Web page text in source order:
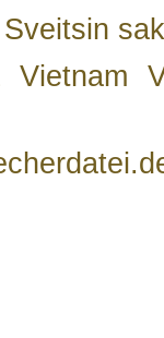
Sveitsin
Vietnam